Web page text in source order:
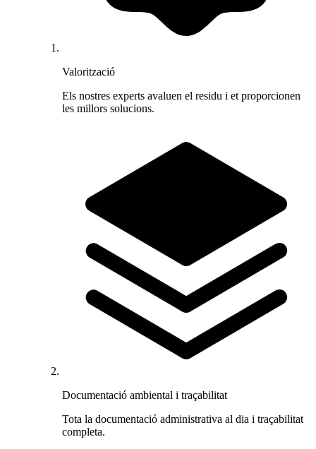
Valorització
Els nostres experts avaluen el residu i et proporcionen
les millors solucions.
Documentació ambiental i traçabilitat
Tota la documentació administrativa al dia i traçabilitat
completa.